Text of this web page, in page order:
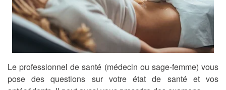
Le professionnel de santé (médecin ou sage-femme) vous
pose des questions sur votre état de santé et vos